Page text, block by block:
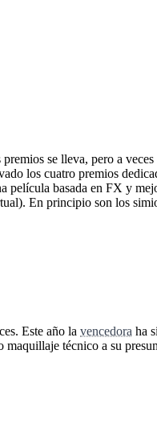
se lleva, pero a
los cuatro premios
película basada en FX y
En principio son los
Este año la vencedora ha
técnico a su